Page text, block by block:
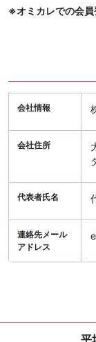
※オミカレでの会員
会社情報
会社住所
代表者氏名
連絡先メール
アドレス